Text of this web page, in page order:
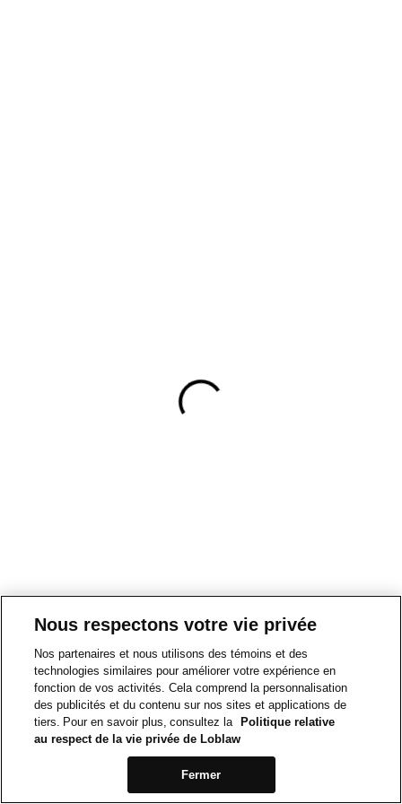
Nous respectons votre vie privée
Nos partenaires et nous utilisons des témoins et des
technologies similaires pour améliorer votre expérience en
fonction de vos activités. Cela comprend la personnalisation
des publicités et du contenu sur nos sites et applications de
tiers. Pour en savoir plus, consultez la
Politique relative
au respect de la vie privée de Loblaw
Fermer